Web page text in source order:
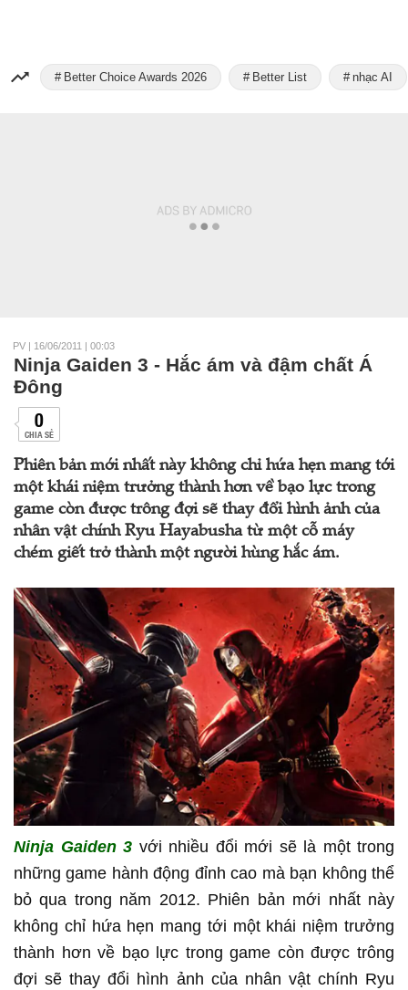
Better Choice Awards 2026 Better List nhạc AI
PV | 16/06/2011 | 00:03
Ninja Gaiden 3 - Hắc ám và đậm chất Á
Đông
0
CHIA SẺ
Phiên bản mới nhất này không chỉ hứa hẹn mang tới
một khái niệm trưởng thành hơn về bạo lực trong
game còn được trông đợi sẽ thay đổi hình ảnh của
nhân vật chính Ryu Hayabusha từ một cỗ máy
chém giết trở thành một người hùng hắc ám.
Ninja Gaiden 3 với nhiều đổi mới sẽ là một trong
những game hành động đỉnh cao mà bạn không thể
bỏ qua trong năm 2012. Phiên bản mới nhất này
không chỉ hứa hẹn mang tới một khái niệm trưởng
thành hơn về bạo lực trong game còn được trông
đợi sẽ thay đổi hình ảnh của nhân vật chính Ryu